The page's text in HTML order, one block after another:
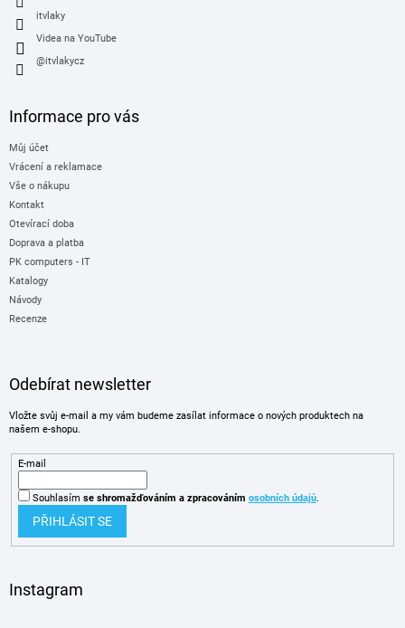
itvlaky
Videa na YouTube
@itvlakycz
Informace pro vás
Můj účet
Vrácení a reklamace
Vše o nákupu
Kontakt
Otevírací doba
Doprava a platba
PK computers - IT
Katalogy
Návody
Recenze
Odebírat newsletter
Vložte svůj e-mail a my vám budeme zasílat informace o nových produktech na
našem e-shopu.
E-mail
Souhlasím se shromažďováním a zpracováním osobních údajů.
PŘIHLÁSIT SE
Instagram